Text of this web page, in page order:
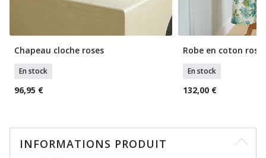
Chapeau cloche roses
En stock
96,95 €
Robe en coton
En stock
132,00 €
INFORMATIONS PRODUIT